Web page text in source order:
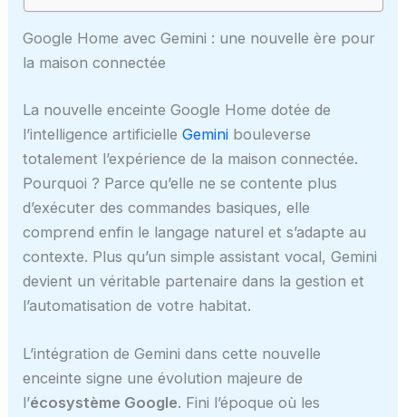
Google Home avec Gemini : une nouvelle ère pour
la maison connectée
La nouvelle enceinte Google Home dotée de
l’intelligence artificielleGemini bouleverse
totalement l’expérience de la maison connectée.
Pourquoi ? Parce qu’elle ne se contente plus
d’exécuter des commandes basiques, elle
comprend enfin le langage naturel et s’adapte au
contexte. Plus qu’un simple assistant vocal, Gemini
devient un véritable partenaire dans la gestion et
l’automatisation de votre habitat.
L’intégration de Gemini dans cette nouvelle
enceinte signe une évolution majeure de
l’écosystème Google. Fini l’époque où les